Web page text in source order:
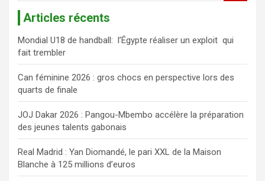
r
c
e
r
Articles récents
Mondial U18 de handball: l’Égypte réaliser un exploit qui
fait trembler
Can féminine 2026 : gros chocs en perspective lors des
quarts de finale
JOJ Dakar 2026 : Pangou-Mbembo accélère la préparation
des jeunes talents gabonais
Real Madrid : Yan Diomandé, le pari XXL de la Maison
Blanche à 125 millions d’euros